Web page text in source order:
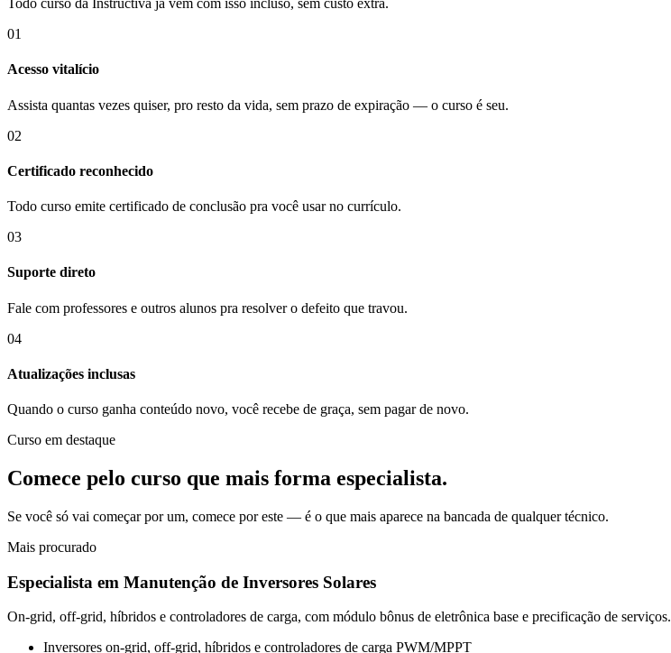
Todo curso da Instructiva já vem com isso incluso, sem custo extra.
01
Acesso vitalício
Assista quantas vezes quiser, pro resto da vida, sem prazo de expiração — o curso é seu.
02
Certificado reconhecido
Todo curso emite certificado de conclusão pra você usar no currículo.
03
Suporte direto
Fale com professores e outros alunos pra resolver o defeito que travou.
04
Atualizações inclusas
Quando o curso ganha conteúdo novo, você recebe de graça, sem pagar de novo.
Curso em destaque
Comece pelo curso que mais forma especialista.
Se você só vai começar por um, comece por este — é o que mais aparece na bancada de qualquer técnico.
Mais procurado
Especialista em Manutenção de Inversores Solares
On-grid, off-grid, híbridos e controladores de carga, com módulo bônus de eletrônica base e precificação de serviços.
Inversores on-grid, off-grid, híbridos e controladores de carga PWM/MPPT